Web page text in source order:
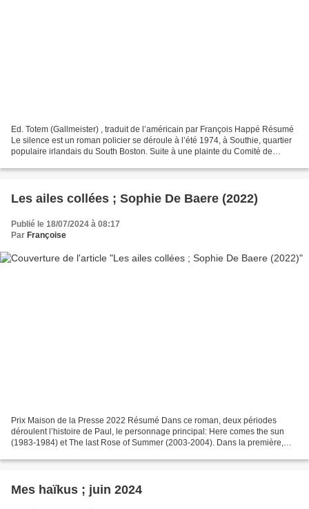
Ed. Totem (Gallmeister) , traduit de l’américain par François Happé Résumé
Le silence est un roman policier se déroule à l’été 1974, à Southie, quartier
populaire irlandais du South Boston. Suite à une plainte du Comité de
Les ailes collées ; Sophie De Baere (2022)
Publié le 18/07/2024 à 08:17
Par Françoise
Prix Maison de la Presse 2022 Résumé Dans ce roman, deux périodes
déroulent l’histoire de Paul, le personnage principal: Here comes the sun
(1983-1984) et The last Rose of Summer (2003-2004). Dans la première,
Mes haïkus ; juin 2024